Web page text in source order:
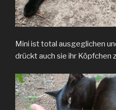
Mini ist total ausgeglichen
drückt auch sie ihr Köpfchen